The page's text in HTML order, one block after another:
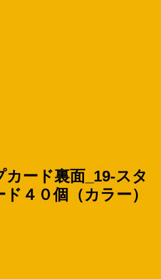
カード裏面_19-スタ
４０個（カラー）